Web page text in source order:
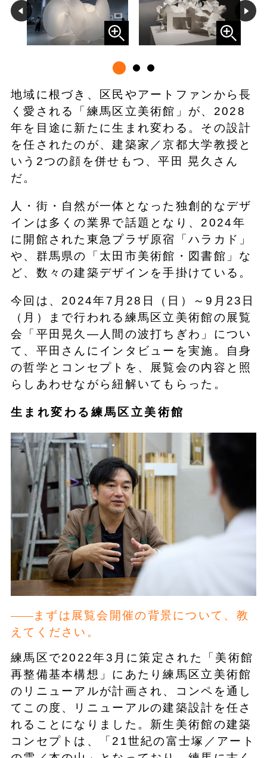
地域に根づき、区民やアートファンから長
く愛される「練馬区立美術館」が、2028
年を目途に新たに生まれ変わる。その設計
を任されたのが、建築家／京都大学教授と
いう2つの顔を併せもつ、平田 晃久さん
だ。
人・街・自然が一体となった独創的なデザ
インは多くの業界で話題となり、2024年
に開館された東急プラザ原宿「ハラカド」
や、群馬県の「太田市美術館・図書館」な
ど、数々の建築デザインを手掛けている。
今回は、2024年7月28日（日）～9月23日
（月）まで行われる練馬区立美術館の展覧
会「平田晃久―人間の波打ちぎわ」につい
て、平田さんにインタビューを実施。自身
の哲学とコンセプトを、展覧会の内容と照
らしあわせながら紐解いてもらった。
生まれ変わる練馬区立美術館
まずは展覧会開催の背景について、教
えてください。
練馬区で2022年3月に策定された「美術館
再整備基本構想」にあたり練馬区立美術館
のリニューアルが計画され、コンペを通し
てこの度、リニューアルの建築設計を任さ
れることになりました。新生美術館の建築
コンセプトは、「21世紀の富士塚／アート